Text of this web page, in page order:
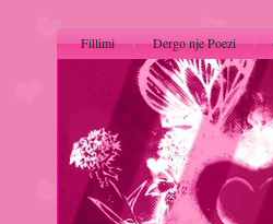
Fillimi Dergo nje Poezi